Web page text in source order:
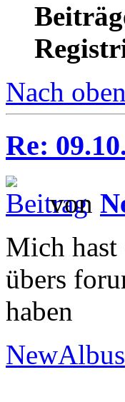
Nach oben
Re:
von
Mich hast
übers
haben
NewAlbus